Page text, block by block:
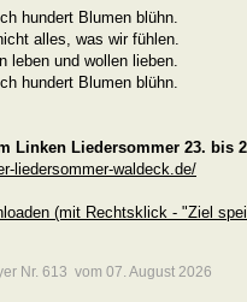
hundert Blumen blühn.
alles, was wir fühlen.
leben und wollen lieben.
hundert Blumen blühn.
Linken Liedersommer 23. bis
liedersommer-waldeck.de/
(mit Rechtsklick - "Ziel
Nr. 613 vom 07. August 2026